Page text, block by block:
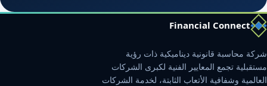
Financial Connect
شركة محاسبة قانونية ديناميكية ذات رؤية
مستقبلية تجمع المعايير الفنية لكبرى الشركات
العالمية وشفافية الأتعاب الثابتة، لخدمة الشركات